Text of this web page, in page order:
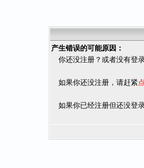
产生错误的可能原因：
你还没注册？或者没有登
如果你还没注册，请赶紧
如果你已经注册但还没登